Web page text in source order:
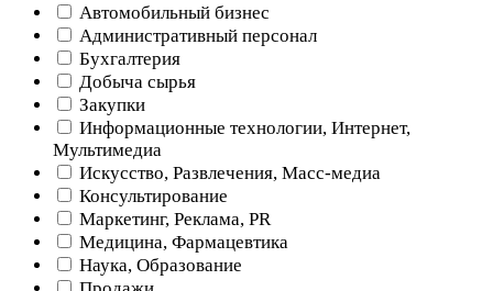
Автомобильный бизнес
Административный персонал
Бухгалтерия
Добыча сырья
Закупки
Информационные технологии, Интернет,
Мультимедиа
Искусство, Развлечения, Масс-медиа
Консультирование
Маркетинг, Реклама, PR
Медицина, Фармацевтика
Наука, Образование